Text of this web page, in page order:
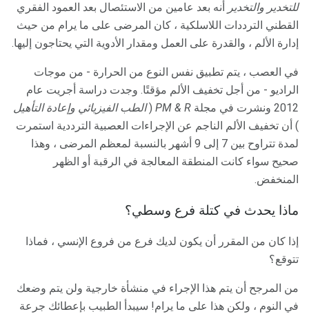
للتخدير والتخدير
أنه بعد عامين من الاستئصال بعد العمود الفقري
القطني الترددات اللاسلكية ، كان المرضى على ما يرام من حيث
إدارة الألم ، والقدرة على العمل ومقدار الأدوية التي يحتاجون إليها.
في العصب ، يتم تطبيق نفس النوع من الحرارة - من موجات
الراديو - من أجل تخفيف الألم مؤقتًا. وجدت دراسة أجريت عام
2012 ونشرت في مجلة
PM & R
(الطب الفيزيائي وإعادة التأهيل
) أن تخفيف الألم الناجم عن الإجراءات العصبية الترددية استمرت
لمدة تتراوح بين 7 إلى 9 أشهر بالنسبة لمعظم المرضى ، وهذا
صحيح سواء كانت المنطقة المعالجة في الرقبة أو الظهر
المنخفض.
ماذا يحدث في كتلة فرع وسطي؟
إذا كان من المقرر أن يكون لديك فرع من فروع الإنسي ، فماذا
تتوقع؟
من المرجح أن يتم هذا الإجراء في منشأة خارجية ولن يتم وضعك
في النوم ، ولكن هذا على ما يرام! سيبدأ الطبيب بإعطائك جرعة